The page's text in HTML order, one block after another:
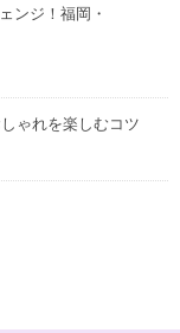
ンジ！福岡・
ゃれを楽しむコツ